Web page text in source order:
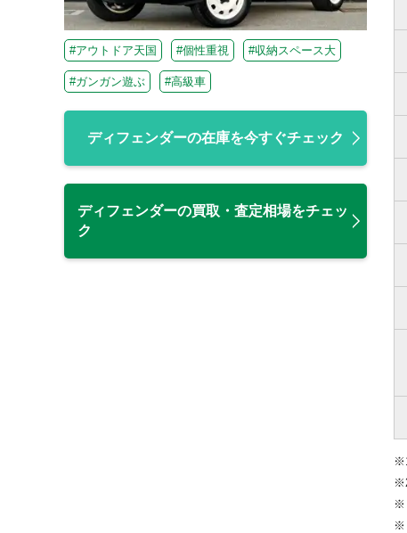
#アウトドア天国 #個性重視 #収納スペース大
#ガンガン遊ぶ #高級車
ディフェンダーの在庫を今すぐチェック
ディフェンダーの買取・査定相場をチェッ
ク